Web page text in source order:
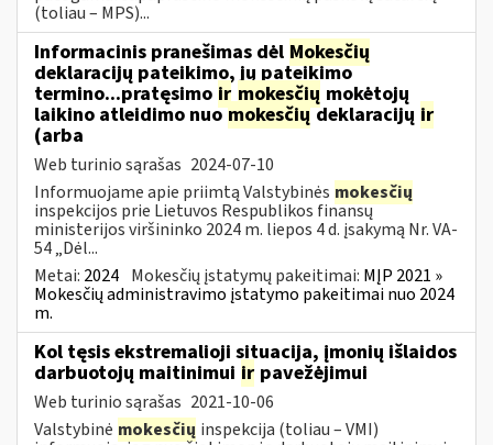
(toliau – MPS)...
Informacinis pranešimas dėl Mokesčių
deklaracijų pateikimo, jų pateikimo
termino...pratęsimo ir mokesčių mokėtojų
laikino atleidimo nuomokesčiųdeklaracijų ir
(arba
Web turinio sąrašas 2024-07-10
Informuojame apie priimtą Valstybinės mokesčių
inspekcijos prie Lietuvos Respublikos finansų
ministerijos viršininko 2024 m. liepos 4 d. įsakymą Nr. VA-
54 „Dėl...
Metai: 2024 Mokesčių įstatymų pakeitimai: MĮP 2021 »
Mokesčių administravimo įstatymo pakeitimai nuo 2024
m.
Kol tęsis ekstremalioji situacija, įmonių išlaidos
darbuotojų maitinimui ir pavežėjimui
Web turinio sąrašas 2021-10-06
Valstybinė mokesčių inspekcija (toliau – VMI)